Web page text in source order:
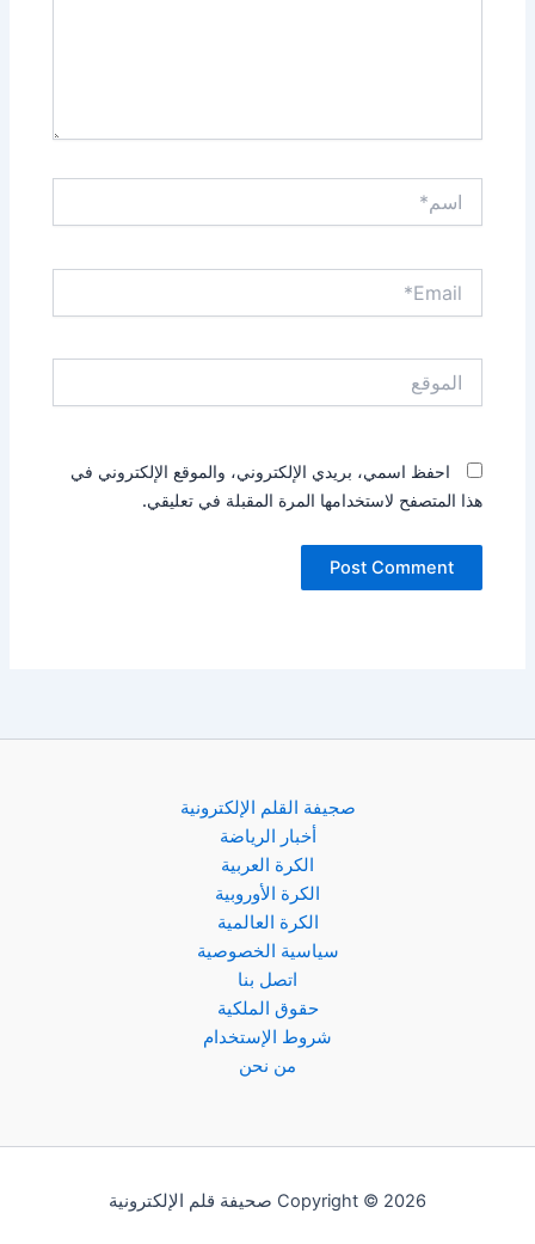
احفظ اسمي، بريدي الإلكتروني، والموقع الإلكتروني في
هذا المتصفح لاستخدامها المرة المقبلة في تعليقي.
صجيفة القلم الإلكترونية
أخبار الرياضة
الكرة العربية
الكرة الأوروبية
الكرة العالمية
سياسية الخصوصية
اتصل بنا
حقوق الملكية
شروط الإستخدام
من نحن
Copyright © 2026 صحيفة قلم الإلكترونية